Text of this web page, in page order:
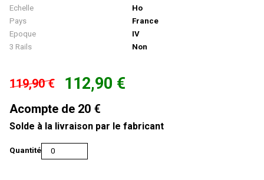
Locomotives Diesel
Locomotives Electriques
Locomotives À Vapeur
Matériel De Voies
Militaires/Pompiers/Polices/Ambulances
Motos / Triporteurs / Velos
Personnages
ALTAYA
AMF 87
AMINTIRI FEROVIAIRE
APOCOPE
ARISTO CRAFT
ARNOLD
ARSENAL M
Echelle
Ho
Pays
France
Epoque
IV
3 Rails
Non
119,90 € 112,90 €
Acompte de 20 €
Solde à la livraison par le fabricant
Quantité